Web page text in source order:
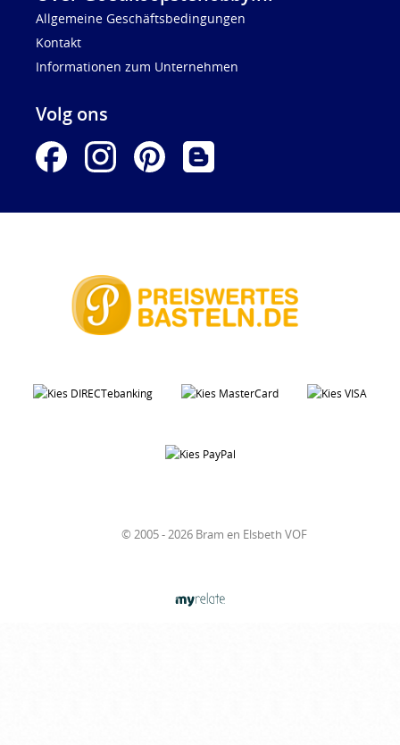
Allgemeine Geschäftsbedingungen
Kontakt
Informationen zum Unternehmen
Volg ons
© 2005 - 2026 Bram en Elsbeth VOF